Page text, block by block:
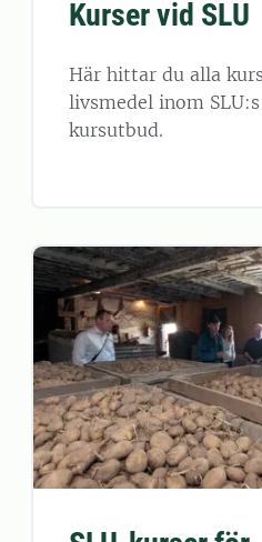
Kurser vid SLU
Här hittar du alla
livsmedel inom
kursutbud.